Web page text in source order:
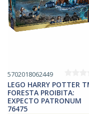
5702018062449
LEGO HARRY POTTER
FORESTA PROIBITA:
EXPECTO PATRONUM
76475